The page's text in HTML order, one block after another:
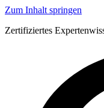
Zum Inhalt springen
Zertifiziertes